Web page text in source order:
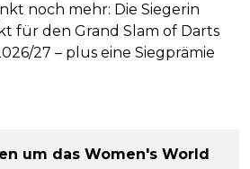
noch mehr: Die Siegerin
für den Grand Slam of Darts
27 – plus eine Siegprämie
um das Women's World